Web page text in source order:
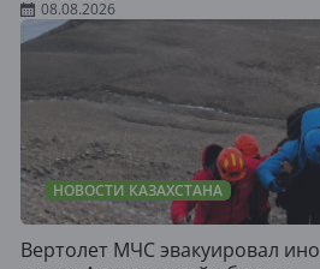
08.08.2026
НОВОСТИ КАЗАХСТАНА
Вертолет МЧС эвакуировал